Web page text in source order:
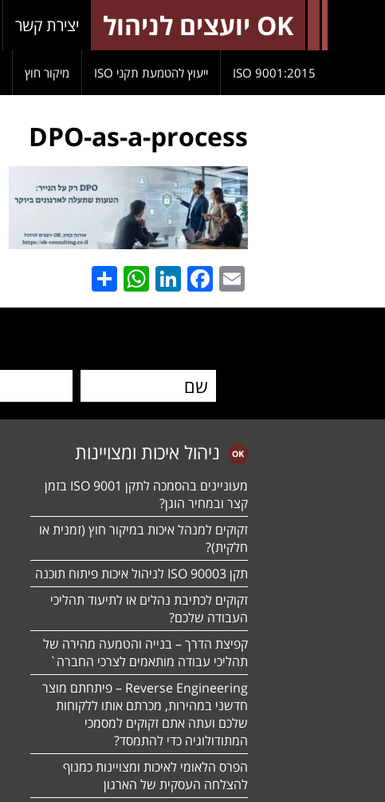
OK יועצים לניהול יצירת קשר
9001:2015 ISO ייעוץ להטמעת תקני ISO מיקור חוץ
DPO-as-a-process
Email
Facebook
LinkedIn
WhatsApp
ניהול איכות ומצויינות
מעוניינים בהסמכה לתקן ISO 9001 בזמן
קצר ובמחיר הוגן?
זקוקים למנהל איכות במיקור חוץ (זמנית או
חלקית)?
תקן ISO 90003 לניהול איכות פיתוח תוכנה
זקוקים לכתיבת נהלים או לתיעוד תהליכי
העבודה שלכם?
קפיצת הדרך – בנייה והטמעה מהירה של
תהליכי עבודה מותאמים לצרכי החברה`
Reverse Engineering – פיתחתם מוצר
חדשני במהירות, מכרתם אותו ללקוחות
שלכם ועתה אתם זקוקים למסמכי
המתודולוגיה כדי להתמסד?
הפרס הלאומי לאיכות ומצויינות כמנוף
להצלחה העסקית של הארגון